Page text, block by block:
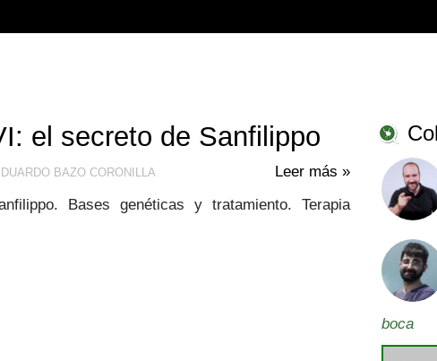
el secreto de Sanfilippo
Leer más »
BAZO CORONILLA
Bases genéticas y tratamiento. Terapia
boca